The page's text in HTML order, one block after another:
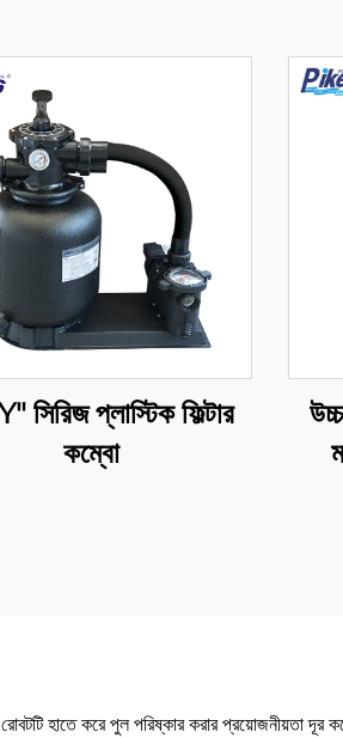
সিরিজ প্লাস্টিক ফিল্টার
কম্বো
হাতে করে পুল পরিষ্কার করার প্রয়োজনীয়তা দূর